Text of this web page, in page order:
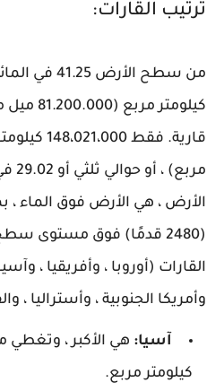
ترتيب القارات:
كيلومتر
(2480 قدمًا) فوق مستوى
القارات (أوروبا ، وأفريقيا ،
وأمريكا الجنوبية ، وأستراليا ،
آسيا:
كيلومتر مربع.